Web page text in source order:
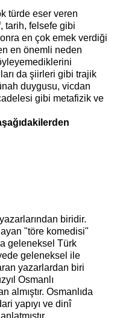
türde eser veren
tarih, felsefe gibi
en çok emek verdiği
en önemli neden
da şiirleri gibi trajik
duygusu, vicdan
gibi metafizik ve
biridir.
"töre komedisi"
geleneksel Türk
geleneksel ile
yazarlardan biri
Osmanlı
almıştır. Osmanlıda
yapıyı ve dinî